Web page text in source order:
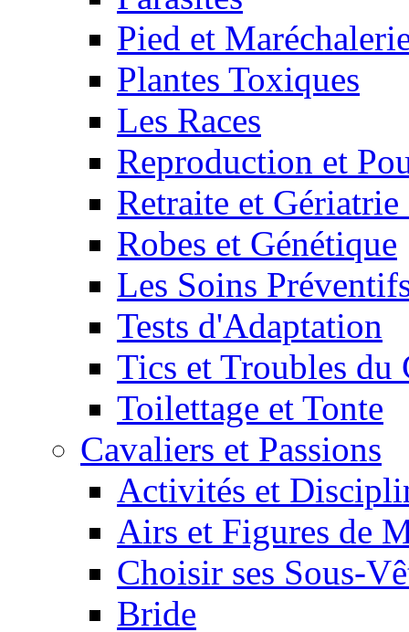
Pied et
Plantes Toxiques
Les Races
Reproduction et
Retraite et
Robes et Génétique
Les Soins
Tests d'Adaptation
Tics et Troubles du
Toilettage et Tonte
Cavaliers et Passions
Activités et
Airs et Figures de
Choisir ses Sous-
Bride